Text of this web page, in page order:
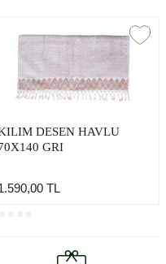
DESEN HAVLU
GRI
TL